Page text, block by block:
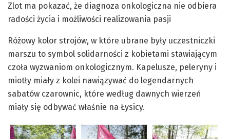
Zlot ma pokazać, że diagnoza onkologiczna nie odbiera
radości życia i możliwości realizowania pasji
Różowy kolor strojów, w które ubrane były uczestniczki
marszu to symbol solidarności z kobietami stawiającym
czoła wyzwaniom onkologicznym. Kapelusze, peleryny i
miotły miały z kolei nawiązywać do legendarnych
sabatów czarownic, które według dawnych wierzeń
miały się odbywać właśnie na Łysicy.